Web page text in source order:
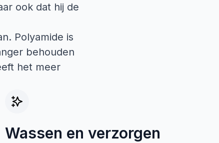
ook dat hij de
Polyamide is
behouden
het meer
Wassen en verzorgen